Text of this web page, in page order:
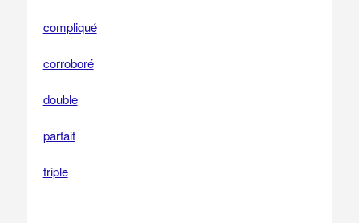
compliqué
corroboré
double
parfait
triple